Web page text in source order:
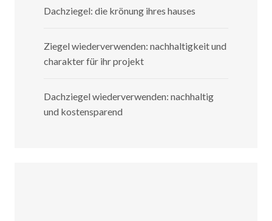
Dachziegel: die krönung ihres hauses
Ziegel wiederverwenden: nachhaltigkeit und
charakter für ihr projekt
Dachziegel wiederverwenden: nachhaltig
und kostensparend